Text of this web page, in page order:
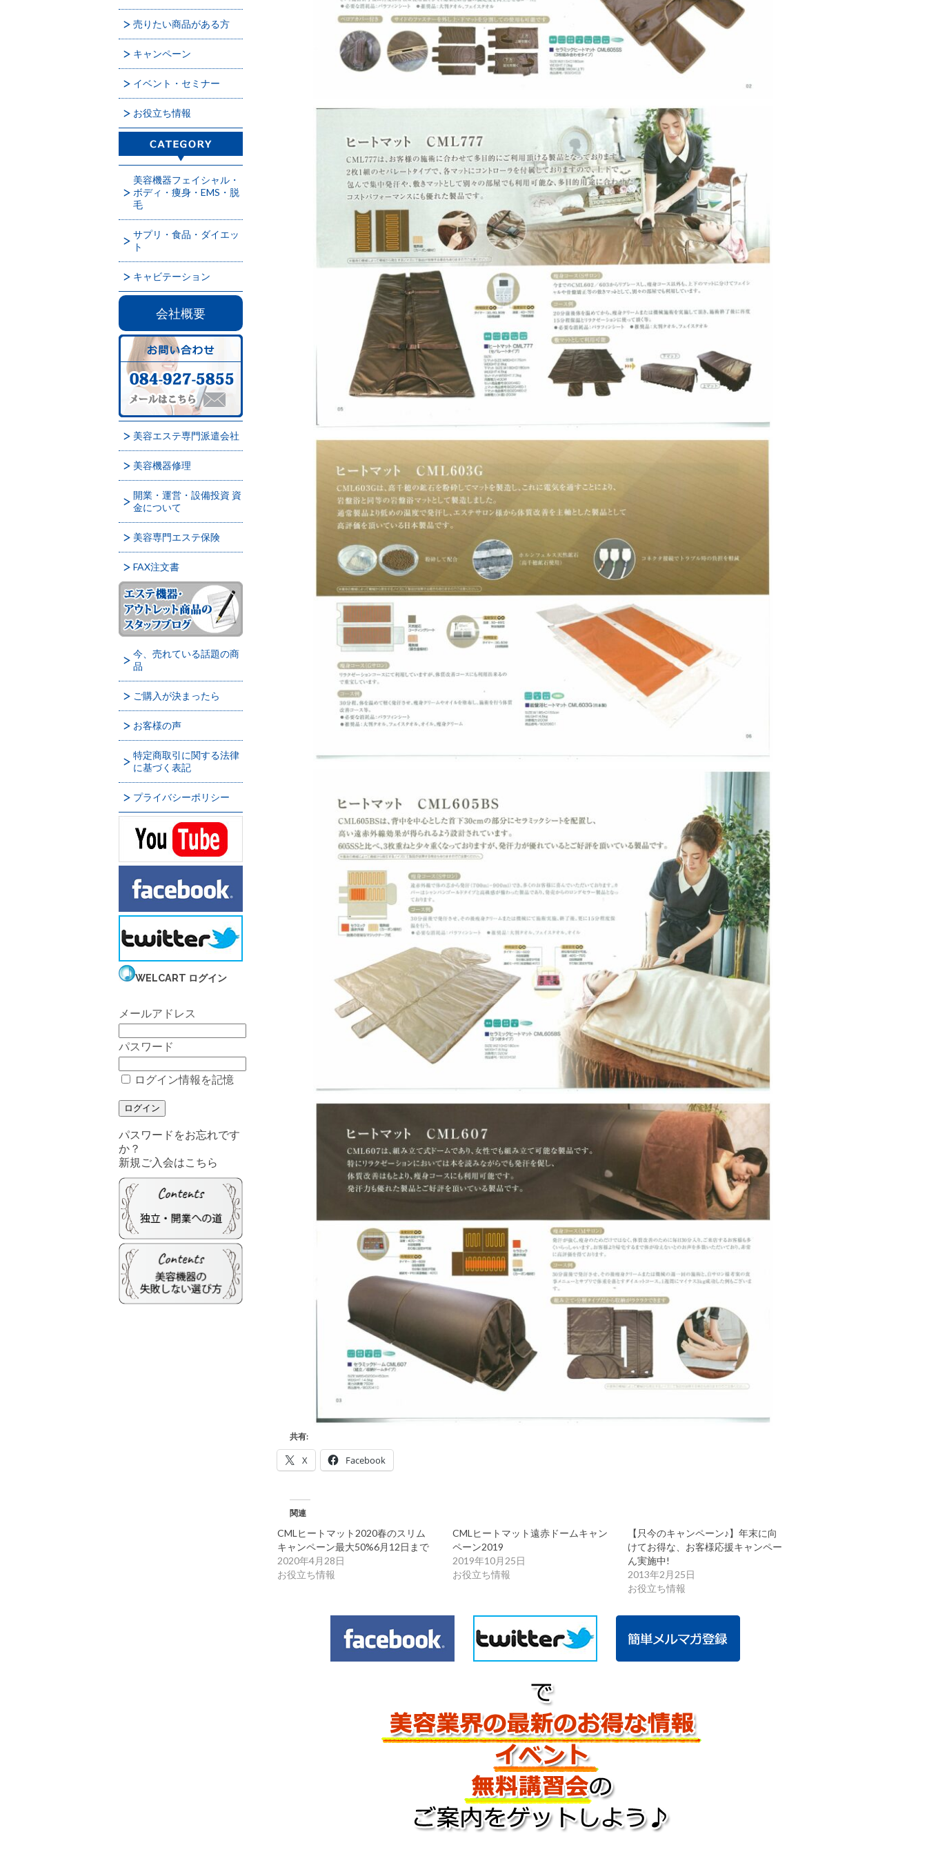
共有:
X Facebook
関連
CMLヒートマット2020春のスリム
キャンペーン最大50%6月12日まで
2020年4月28日
お役立ち情報
CMLヒートマット遠赤ドームキャン
ペーン2019
2019年10月25日
お役立ち情報
【只今のキャンペーン♪】年末に向
けてお得な、お客様応援キャンペー
ん実施中!
2013年2月25日
お役立ち情報
売りたい商品がある方
キャンペーン
イベント・セミナー
お役立ち情報
美容機器フェイシャル・
ボディ・痩身・EMS・脱
毛
サプリ・食品・ダイエッ
ト
キャビテーション
会社概要
美容エステ専門派遣会社
美容機器修理
開業・運営・設備投資 資
金について
美容専門エステ保険
FAX注文書
今、売れている話題の商
品
ご購入が決まったら
お客様の声
特定商取引に関する法律
に基づく表記
プライバシーポリシー
WELCART ログイン
メールアドレス
パスワード
ログイン情報を記憶
パスワードをお忘れです
か？
新規ご入会はこちら